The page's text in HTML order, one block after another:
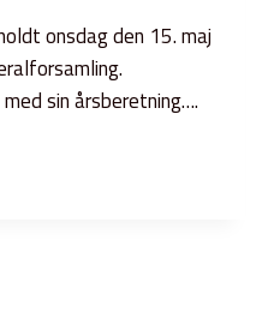
onsdag den 15. maj
sin årsberetning….